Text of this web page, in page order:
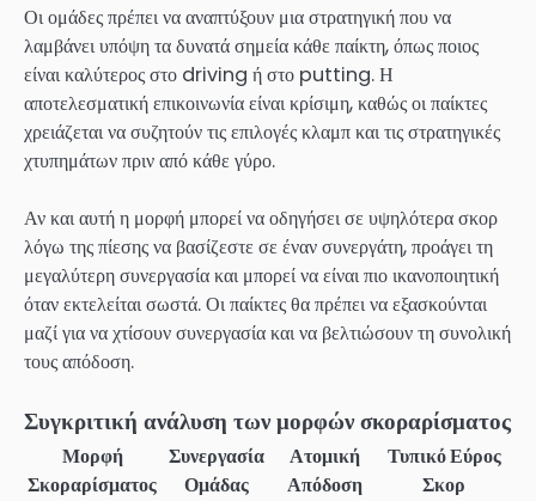
Οι ομάδες πρέπει να αναπτύξουν μια στρατηγική που να
λαμβάνει υπόψη τα δυνατά σημεία κάθε παίκτη, όπως ποιος
είναι καλύτερος στο driving ή στο putting. Η
αποτελεσματική επικοινωνία είναι κρίσιμη, καθώς οι παίκτες
χρειάζεται να συζητούν τις επιλογές κλαμπ και τις στρατηγικές
χτυπημάτων πριν από κάθε γύρο.
Αν και αυτή η μορφή μπορεί να οδηγήσει σε υψηλότερα σκορ
λόγω της πίεσης να βασίζεστε σε έναν συνεργάτη, προάγει τη
μεγαλύτερη συνεργασία και μπορεί να είναι πιο ικανοποιητική
όταν εκτελείται σωστά. Οι παίκτες θα πρέπει να εξασκούνται
μαζί για να χτίσουν συνεργασία και να βελτιώσουν τη συνολική
τους απόδοση.
Συγκριτική ανάλυση των μορφών σκοραρίσματος
Μορφή
Σκοραρίσματος
Συνεργασία
Ομάδας
Ατομική
Απόδοση
Τυπικό Εύρος
Σκορ